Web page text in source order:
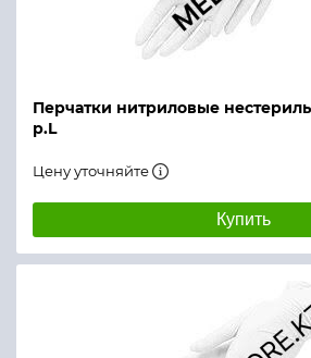
Перчатки нитриловые
р.L
Цену уточняйте
Купить